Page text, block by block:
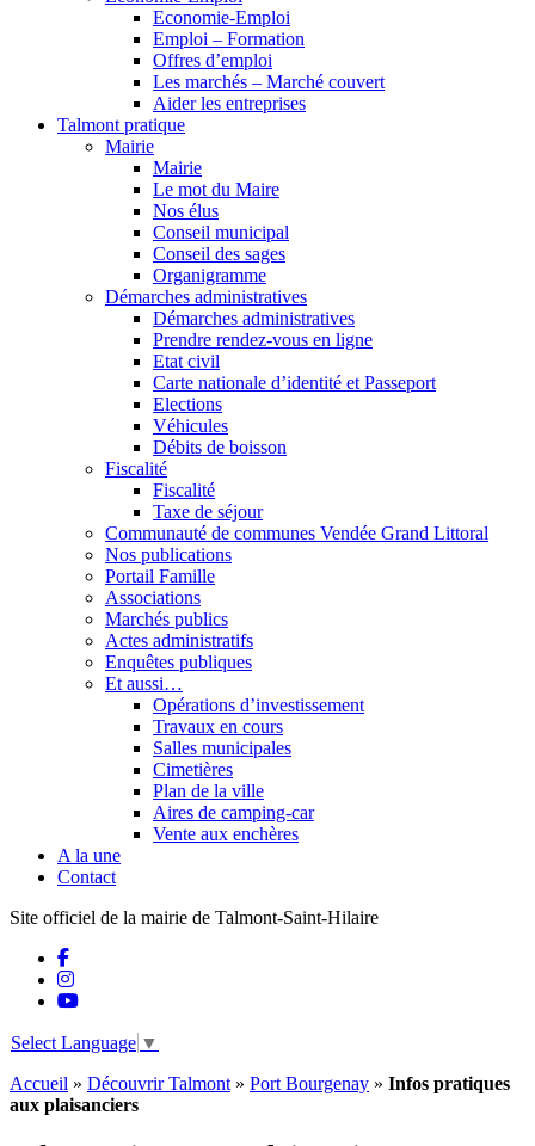
Economie-Emploi
Emploi – Formation
Offres d’emploi
Les marchés – Marché couvert
Aider les entreprises
Talmont pratique
Mairie
Mairie
Le mot du Maire
Nos élus
Conseil municipal
Conseil des sages
Organigramme
Démarches administratives
Démarches administratives
Prendre rendez-vous en ligne
Etat civil
Carte nationale d’identité et Passeport
Elections
Véhicules
Débits de boisson
Fiscalité
Fiscalité
Taxe de séjour
Communauté de communes Vendée Grand Littoral
Nos publications
Portail Famille
Associations
Marchés publics
Actes administratifs
Enquêtes publiques
Et aussi…
Opérations d’investissement
Travaux en cours
Salles municipales
Cimetières
Plan de la ville
Aires de camping-car
Vente aux enchères
A la une
Contact
Site officiel de la mairie de Talmont-Saint-Hilaire
Select Language ▼
Accueil » Découvrir Talmont » Port Bourgenay » Infos pratiques
aux plaisanciers